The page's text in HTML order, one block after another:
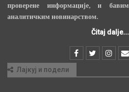
проверене информације, и
аналитичким новинарством.
Čitaj dalje...
Лајкуј и подели